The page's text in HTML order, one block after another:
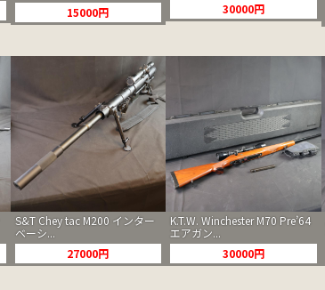
15000円
30000円
S&T Chey tac M200 インター
ベーシ...
27000円
K.T.W. Winchester M70 Pre’64
エアガン...
30000円